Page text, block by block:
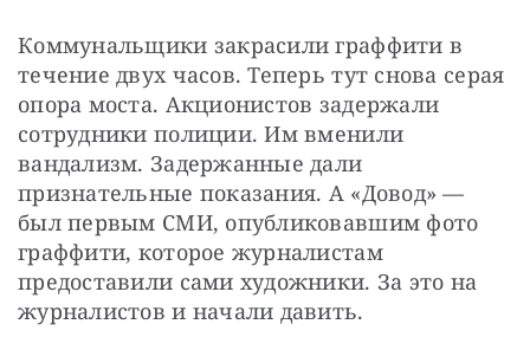
Коммунальщики закрасили граффити в
течение двух часов. Теперь тут снова серая
опора моста. Акционистов задержали
сотрудники полиции. Им вменили
вандализм. Задержанные дали
признательные показания. А «Довод» —
был первым СМИ, опубликовавшим фото
граффити, которое журналистам
предоставили сами художники. За это на
журналистов и начали давить.